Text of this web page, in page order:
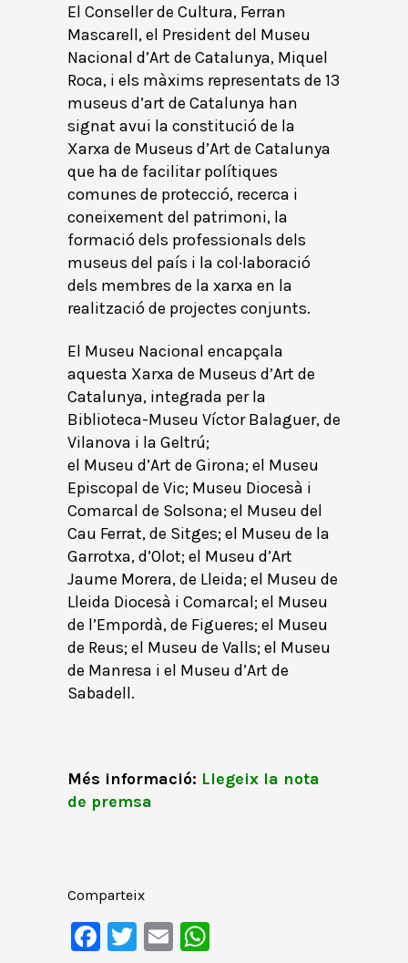
El Conseller de Cultura, Ferran
Mascarell, el President del Museu
Nacional d’Art de Catalunya, Miquel
Roca, i els màxims representats de 13
museus d’art de Catalunya han
signat avui la constitució de la
Xarxa de Museus d’Art de Catalunya
que ha de facilitar polítiques
comunes de protecció, recerca i
coneixement del patrimoni, la
formació dels professionals dels
museus del país i la col·laboració
dels membres de la xarxa en la
realització de projectes conjunts.
El Museu Nacional encapçala
aquesta Xarxa de Museus d’Art de
Catalunya, integrada per la
Biblioteca-Museu Víctor Balaguer, de
Vilanova i la Geltrú;
el Museu d’Art de Girona; el Museu
Episcopal de Vic; Museu Diocesà i
Comarcal de Solsona; el Museu del
Cau Ferrat, de Sitges; el Museu de la
Garrotxa, d’Olot; el Museu d’Art
Jaume Morera, de Lleida; el Museu de
Lleida Diocesà i Comarcal; el Museu
de l’Empordà, de Figueres; el Museu
de Reus; el Museu de Valls; el Museu
de Manresa i el Museu d’Art de
Sabadell.
Més informació: Llegeix la nota
de premsa
Comparteix
Facebook
Twitter
Email